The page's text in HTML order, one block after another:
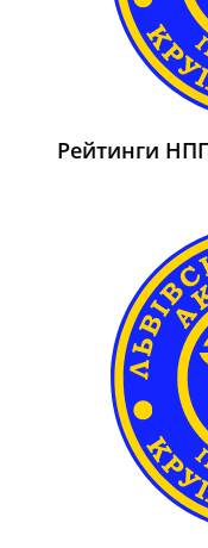
Рейтинги